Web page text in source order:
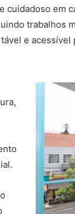
cuidadoso em
trabalhos
e acessível